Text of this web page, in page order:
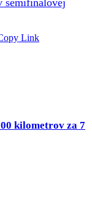
Link
kilometrov za 7